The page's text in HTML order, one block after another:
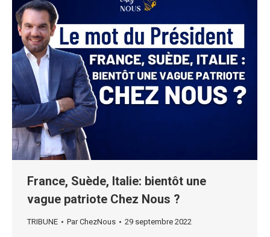
France, Suède, Italie: bientôt une
vague patriote Chez Nous ?
TRIBUNE ParChezNous 29 septembre 2022